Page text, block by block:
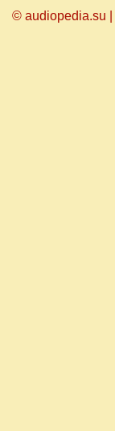
© audiopedia.su |